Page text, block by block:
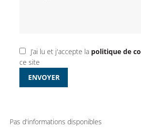
J’ai lu et j'accepte la politique de
ce site
ENVOYER
Pas d'informations disponibles